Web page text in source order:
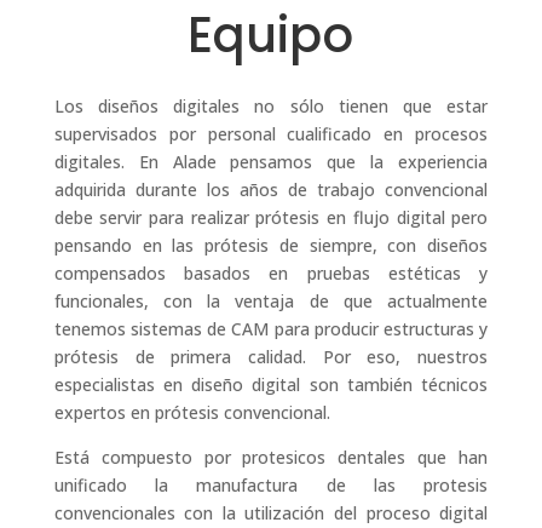
Equipo
Los diseños digitales no sólo tienen que estar
supervisados por personal cualificado en procesos
digitales. En Alade pensamos que la experiencia
adquirida durante los años de trabajo convencional
debe servir para realizar prótesis en flujo digital pero
pensando en las prótesis de siempre, con diseños
compensados basados en pruebas estéticas y
funcionales, con la ventaja de que actualmente
tenemos sistemas de CAM para producir estructuras y
prótesis de primera calidad. Por eso, nuestros
especialistas en diseño digital son también técnicos
expertos en prótesis convencional.
Está compuesto por protesicos dentales que han
unificado la manufactura de las protesis
convencionales con la utilización del proceso digital